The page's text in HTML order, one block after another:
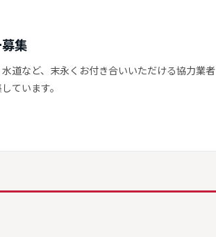
集
道など、末永くお付き合いいただける協力業者
ています。